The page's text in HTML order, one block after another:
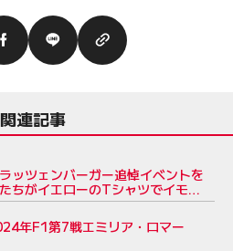
関連記事
ッツェンバーガー追悼イベントを
ちがイエローのTシャツでイモラ
年F1第7戦エミリア・ロマー